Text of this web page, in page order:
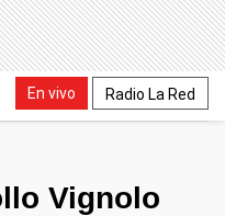
En vivo Radio La Red
Vignolo